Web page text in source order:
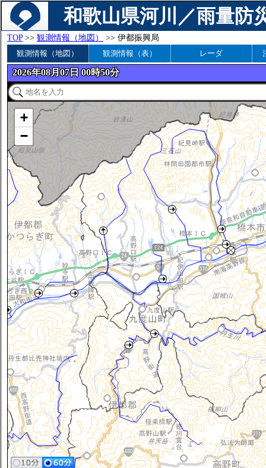
和歌山県河川／雨量防
TOP>> 観測情報（地図）
>> 伊都振興局
観測情報（地図）
観測情報（表） レーダ
2026年08月07日 00時50分
+
−